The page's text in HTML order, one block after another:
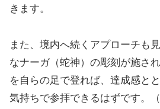
きます。
また、境内へ続くアプローチも
なナーガ（蛇神）の彫刻が施さ
を自らの足で登れば、達成感と
気持ちで参拝できるはずです。